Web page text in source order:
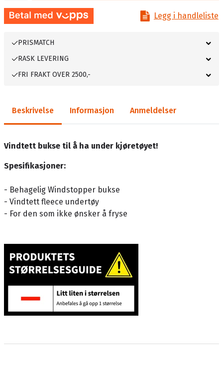
Legg i handleliste
PRISMATCH
RASK LEVERING
FRI FRAKT OVER 2500,-
Beskrivelse Informasjon Anmeldelser
Vindtett bukse til å ha under kjøretøyet!
Spesifikasjoner:
- Behagelig Windstopper bukse
- Vindtett fleece undertøy
- For den som ikke ønsker å fryse